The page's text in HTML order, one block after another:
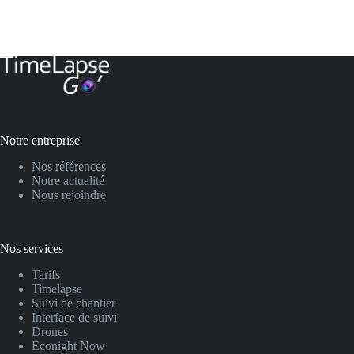
Notre entreprise
Nos références
Notre actualité
Nous rejoindre
Nos services
Tarifs
Timelapse
Suivi de chantier
Interface de suivi
Drones
Econight Now